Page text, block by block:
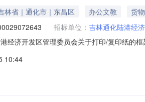
林省｜通化市｜东昌区 办公文教
货物
招标单位： 吉林通化陆港经
经济开发区管理委员会关于打印/复印纸的
元）:预算总额（元）:项目所在行政区划编
10:44